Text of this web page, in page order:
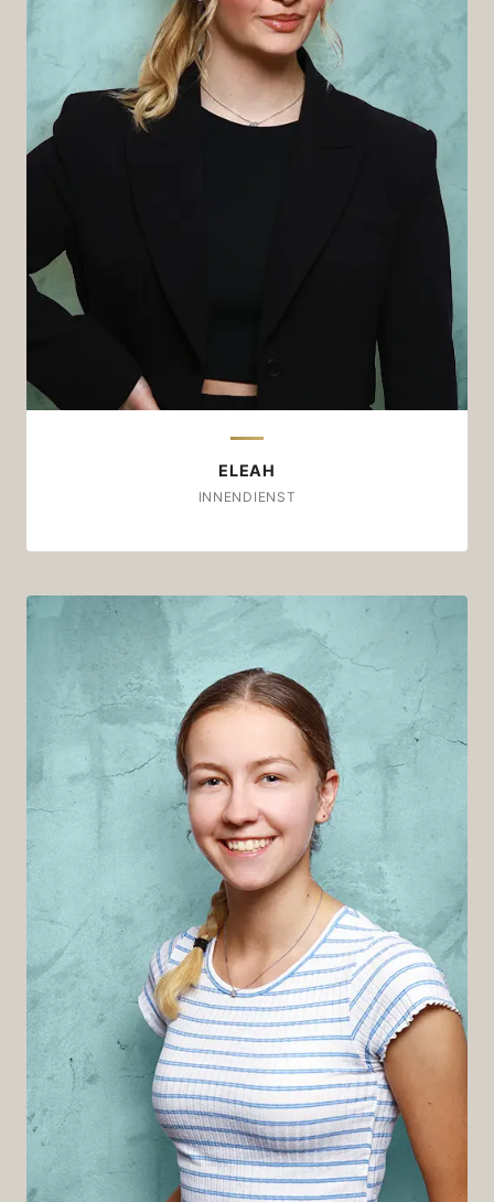
ELEAH
INNENDIENST
Eleah
My favourite shot:
Hafensilber; 70/30 (Cagliari/Sardegna)
Am liebsten als:
…dann wäre er „Smooth Operator“ von Sade.
Nina
My favourite shot:
Tassengold; 100% Arabica (Biella/Piemonte)
Am liebsten als:
Iced Hafer-Cappuccino
Zu welcher Gelegenheit?
Beim Frühstück machen und in der Küche
tanzen.
Wäre dieser Kaffee ein Stück Musik…
...dann wäre er "Canyon Moon" von Harry Styles.